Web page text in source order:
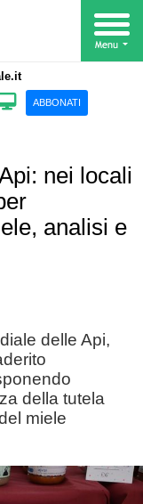
ABBONATI
nei locali
analisi e
delle Api,
della tutela
miele